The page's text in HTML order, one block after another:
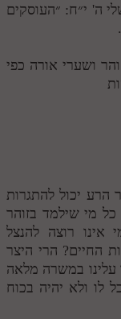
ה' י״ח: ״העוסקים
ושערי אורה כפי
הרע יכול להתגרות
מי שילמד בזוהר
אינו רוצה להנצל
החיים? הרי היצר
עלינו במשרה מלאה
לו ולא יהיה בכוח